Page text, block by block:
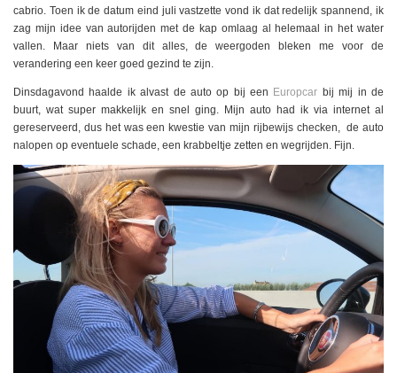
cabrio. Toen ik de datum eind juli vastzette vond ik dat redelijk spannend, ik
zag mijn idee van autorijden met de kap omlaag al helemaal in het water
vallen. Maar niets van dit alles, de weergoden bleken me voor de
verandering een keer goed gezind te zijn.
Dinsdagavond haalde ik alvast de auto op bij een Europcar bij mij in de
buurt, wat super makkelijk en snel ging. Mijn auto had ik via internet al
gereserveerd, dus het was een kwestie van mijn rijbewijs checken, de auto
nalopen op eventuele schade, een krabbeltje zetten en wegrijden. Fijn.